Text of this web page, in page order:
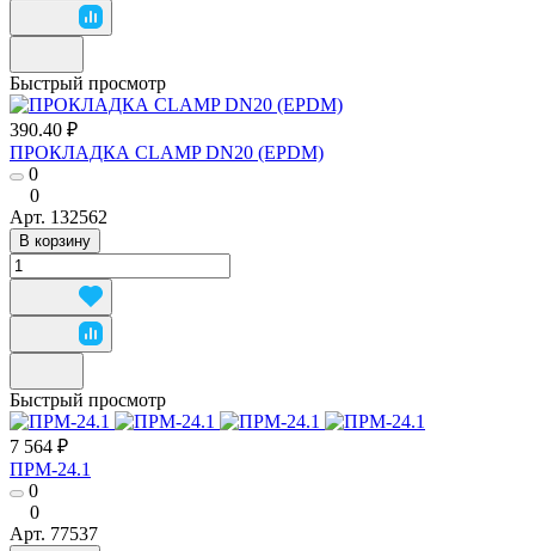
Быстрый просмотр
390.40 ₽
ПРОКЛАДКА CLAMP DN20 (EPDM)
0
0
Арт. 132562
В корзину
Быстрый просмотр
7 564 ₽
ПРМ-24.1
0
0
Арт. 77537